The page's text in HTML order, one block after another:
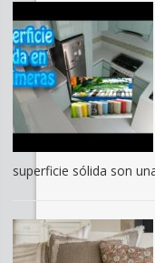
superficie sólida son